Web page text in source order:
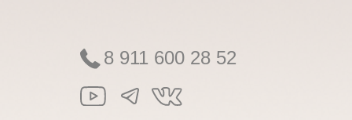
8 911 600 28 52